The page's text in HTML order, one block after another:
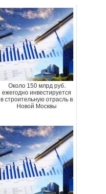
Около 150 млрд руб.
ежегодно инвестируется
в строительную отрасль в
Новой Москвы